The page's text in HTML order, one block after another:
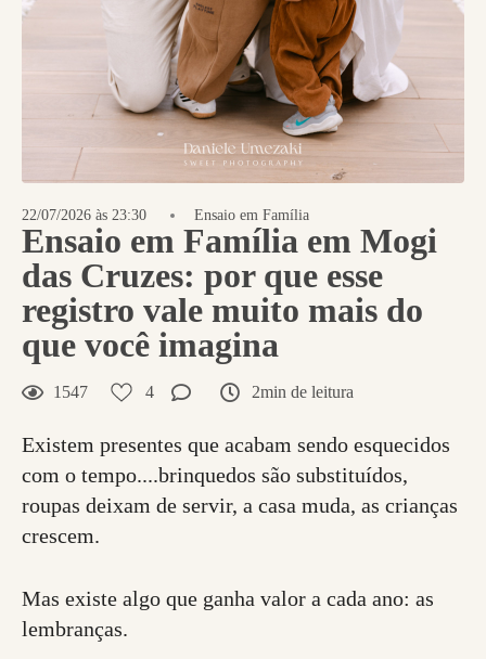
22/07/2026 às 23:30 Ensaio em Família
Ensaio em Família em Mogi
das Cruzes: por que esse
registro vale muito mais do
que você imagina
1547 4 2min de leitura
Existem presentes que acabam sendo esquecidos
com o tempo....brinquedos são substituídos,
roupas deixam de servir, a casa muda, as crianças
crescem.
Mas existe algo que ganha valor a cada ano: as
lembranças.